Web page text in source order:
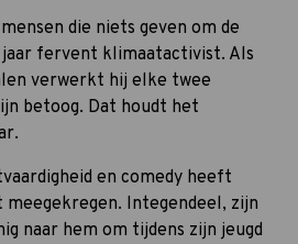
die niets geven om de
fervent klimaatactivist. Als
verwerkt hij elke twee
betoog. Dat houdt het
en comedy heeft
Integendeel, zijn
naar hem om tijdens zijn jeugd